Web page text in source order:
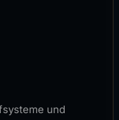
und